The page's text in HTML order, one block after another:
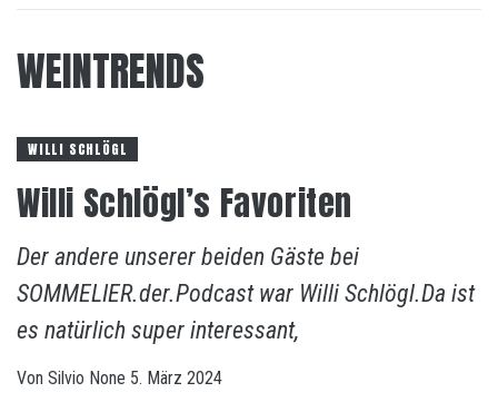
WEINTRENDS
WILLI SCHLÖGL
Willi Schlögl’s Favoriten
Der andere unserer beiden Gäste bei
SOMMELIER.der.Podcast war Willi Schlögl.Da ist
es natürlich super interessant,
Von Silvio None 5. März 2024